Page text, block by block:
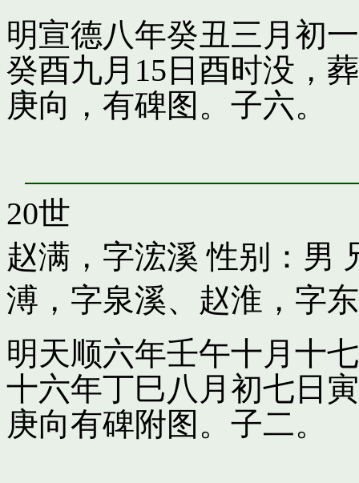
明宣德八年癸丑三月初
癸酉九月15日酉时没，
庚向，有碑图。子六。
20世
赵满，字浤溪 性别：男
溥，字泉溪、 赵淮，字
明天顺六年壬午十月十
十六年丁巳八月初七日
庚向有碑附图。子二。